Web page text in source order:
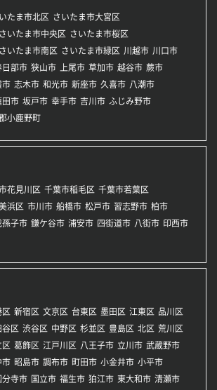
たま市北区
さいたま市大宮区
さいたま市中央区
さいたま市桜区
さいたま市南区 さいたま市緑区 川越市 川口市
日部市 狭山市 上尾市 草加市 越谷市 蕨市
市 志木市 和光市 新座市 久喜市 八潮市
田市 坂戸市 幸手市 吉川市 ふじみ野市
小鹿野町
花見川区 千葉市稲毛区 千葉市若葉区
浜区 市川市 船橋市 松戸市 習志野市 柏市
孫子市 鎌ケ谷市 浦安市 四街道市 八街市 印西市
区 新宿区 文京区 台東区 墨田区 江東区 品川区
谷区 渋谷区 中野区 杉並区 豊島区 北区 荒川区
区 葛飾区 江戸川区 八王子市 立川市 武蔵野市
市 昭島市 調布市 町田市 小金井市 小平市
分寺市 国立市 福生市 狛江市 東大和市 清瀬市